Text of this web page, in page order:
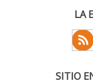
LA
SITIO